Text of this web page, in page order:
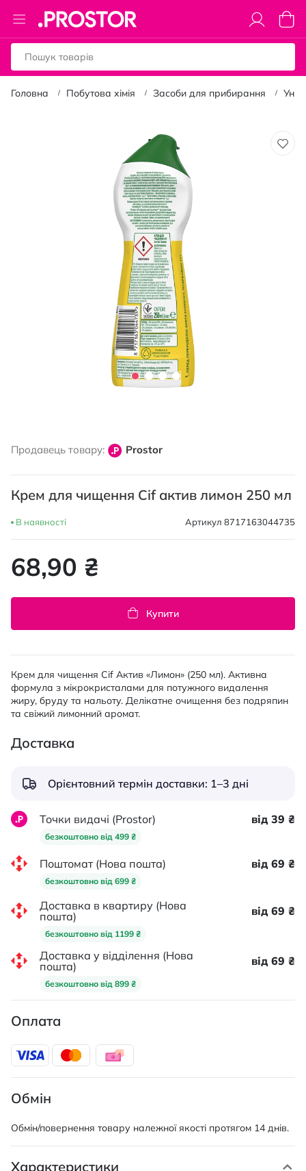
Toggle
Nav
Кошик
Головна Побутова хімія Засоби для прибирання
початку
зображень
Продавець товару: Prostor
Крем для чищення Cif актив лимон 250 мл
В наявності Артикул 8717163044735
68,90 ₴
Купити
Крем для чищення Cif Актив «Лимон» (250 мл). Активна
формула з мікрокристалами для потужного видалення
жиру, бруду та нальоту. Делікатне очищення без подряпин
та свіжий лимонний аромат.
Доставка
Орієнтовний термін доставки: 1–3 дні
Точки видачі (Prostor)
безкоштовно від 499 ₴
від 39 ₴
Поштомат (Нова пошта)
безкоштовно від 699 ₴
від 69 ₴
Доставка в квартиру (Нова
пошта)
безкоштовно від 1199 ₴
від 69 ₴
Доставка у відділення (Нова
пошта)
безкоштовно від 899 ₴
від 69 ₴
Оплата
Обмін
Обмін/повернення товару належної якості протягом 14 днів.
Характеристики